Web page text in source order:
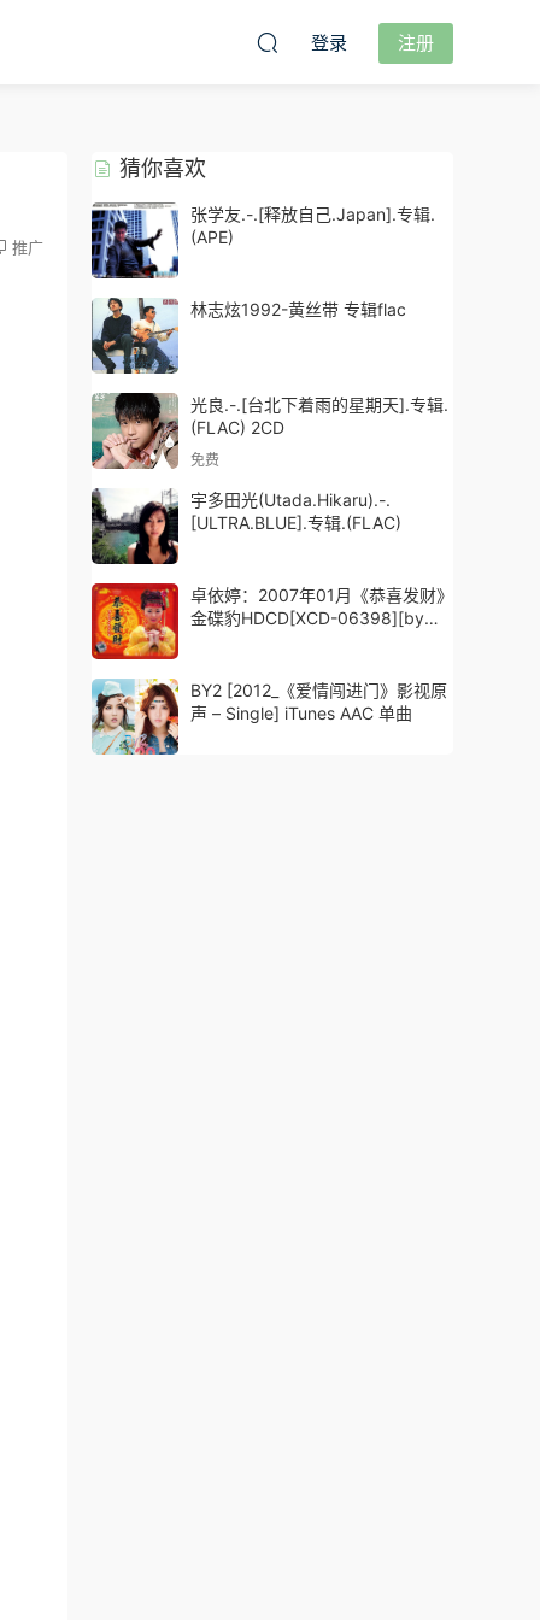
登录 注册
推广
猜你喜欢
张学友.-.[释放自己.Japan].专辑.
(APE)
林志炫1992-黄丝带 专辑flac
光良.-.[台北下着雨的星期天].专辑.
(FLAC) 2CD
免费
宇多田光(Utada.Hikaru).-.
[ULTRA.BLUE].专辑.(FLAC)
卓依婷：2007年01月《恭喜发财》
金碟豹HDCD[XCD-06398][by
BY2 [2012_《爱情闯进门》影视原
声 – Single] iTunes AAC 单曲